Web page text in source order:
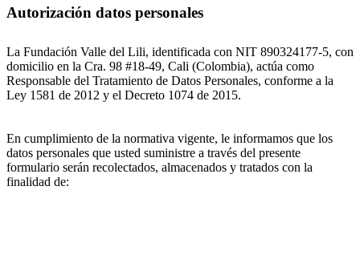
Autorización datos personales
La Fundación Valle del Lili, identificada con NIT 890324177-5, con
domicilio en la Cra. 98 #18-49, Cali (Colombia), actúa como
Responsable del Tratamiento de Datos Personales, conforme a la
Ley 1581 de 2012 y el Decreto 1074 de 2015.
En cumplimiento de la normativa vigente, le informamos que los
datos personales que usted suministre a través del presente
formulario serán recolectados, almacenados y tratados con la
finalidad de: